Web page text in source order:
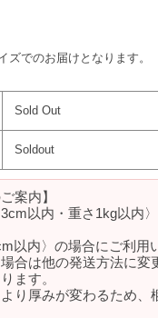
ズでのお届けとなります。
Sold Out
Soldout
案内】
以内・重さ1kg以内
以内〉の場合にご利用
合は他の発送方法に変
ます。
り厚みが変わるため、